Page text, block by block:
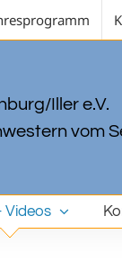
Iller e.V.
vom
Videos